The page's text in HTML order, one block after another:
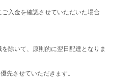
入金を確認させていただいた場合
除いて、原則的に翌日配達となりま
先させていただきます。